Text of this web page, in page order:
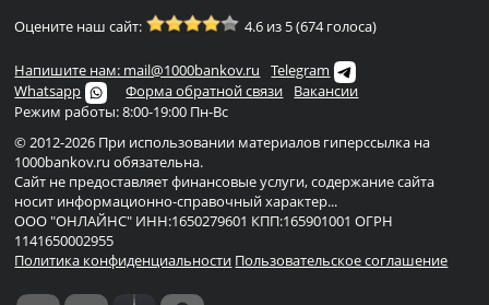
Оцените наш сайт: 4.6 из 5 (674 голоса)
Напишите нам: mail@1000bankov.ru
Telegram
Whatsapp
Форма обратной связи
Вакансии
Режим работы: 8:00-19:00 Пн-Вс
© 2012-2026 При использовании материалов гиперссылка на
1000bankov.ru обязательна.
Сайт не предоставляет финансовые услуги, содержание сайта
носит информационно-справочный характер...
ООО "ОНЛАЙНС" ИНН:1650279601 КПП:165901001 ОГРН
1141650002955
Политика конфиденциальности Пользовательское соглашение